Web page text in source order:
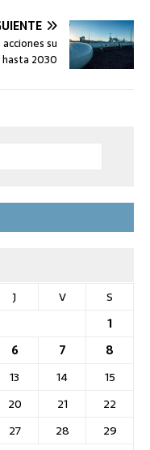
su
2030
J V
S
1
6 7
8
13 14
15
20 21
22
27 28
29